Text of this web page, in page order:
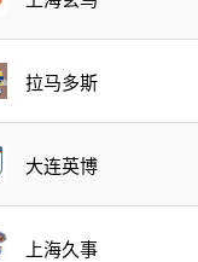
拉马多斯
大连英博
上海久事